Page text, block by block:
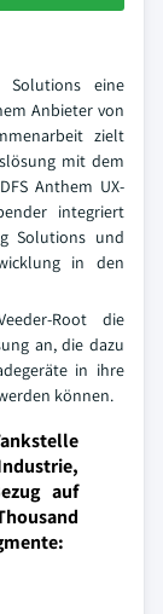
eine
Anbieter von
zielt
mit dem
Anthem UX-
integriert
Solutions und
in den
Root die
an, die dazu
in ihre
können.
auf